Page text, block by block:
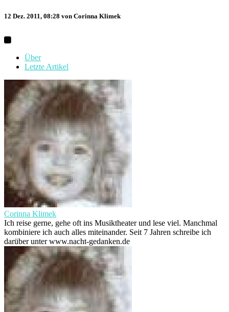
12 Dez. 2011, 08:28 von Corinna Klimek
Über
Letzte Artikel
Corinna Klimek
Ich reise gerne, gehe oft ins Musiktheater und lese viel. Manchmal
kombiniere ich auch alles miteinander. Seit 7 Jahren schreibe ich
darüber unter www.nacht-gedanken.de